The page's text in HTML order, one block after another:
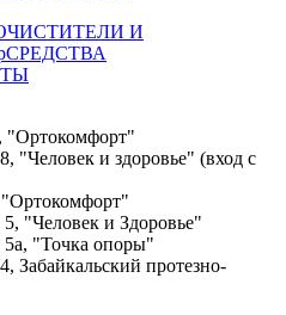
И
СРЕДСТВА
"Ортокомфорт"
"Человек и здоровье" (вход с
"Человек и Здоровье"
5а, "Точка опоры"
Забайкальский протезно-